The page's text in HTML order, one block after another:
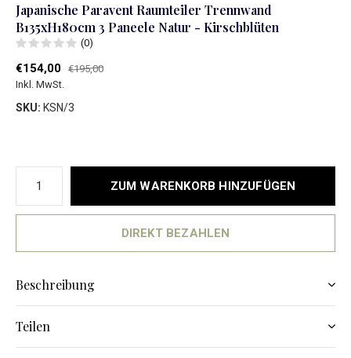
Japanische Paravent Raumteiler Trennwand
B135xH180cm 3 Paneele Natur - Kirschblüten
(0)
€154,00 €195,00
Inkl. MwSt.
SKU: KSN/3
ZUM WARENKORB HINZUFÜGEN
DIREKT BEZAHLEN
Beschreibung
Teilen